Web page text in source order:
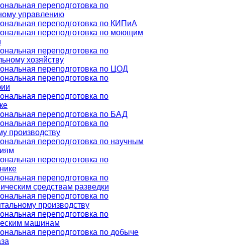
переподготовка по
управлению
переподготовка по КИПиА
переподготовка по моющим
переподготовка по
хозяйству
переподготовка по ЦОД
переподготовка по
переподготовка по
переподготовка по БАД
переподготовка по
производству
переподготовка по научным
переподготовка по
переподготовка по
средствам разведки
переподготовка по
производству
переподготовка по
машинам
переподготовка по добыче